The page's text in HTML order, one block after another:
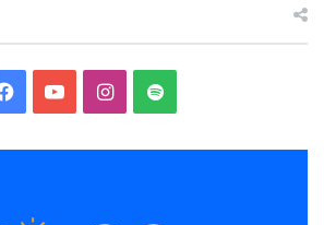
Facebook
YouTubeInstagram
Spotify